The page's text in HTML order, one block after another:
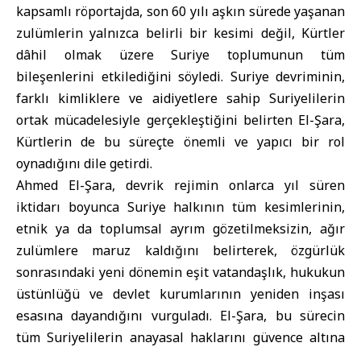
kapsamlı röportajda, son 60 yılı aşkın sürede yaşanan
zulümlerin yalnızca belirli bir kesimi değil, Kürtler
dâhil olmak üzere Suriye toplumunun tüm
bileşenlerini etkilediğini söyledi. Suriye devriminin,
farklı kimliklere ve aidiyetlere sahip Suriyelilerin
ortak mücadelesiyle gerçekleştiğini belirten El-Şara,
Kürtlerin de bu süreçte önemli ve yapıcı bir rol
oynadığını dile getirdi.
Ahmed El-Şara, devrik rejimin onlarca yıl süren
iktidarı boyunca Suriye halkının tüm kesimlerinin,
etnik ya da toplumsal ayrım gözetilmeksizin, ağır
zulümlere maruz kaldığını belirterek, özgürlük
sonrasındaki yeni dönemin eşit vatandaşlık, hukukun
üstünlüğü ve devlet kurumlarının yeniden inşası
esasına dayandığını vurguladı. El-Şara, bu sürecin
tüm Suriyelilerin anayasal haklarını güvence altına